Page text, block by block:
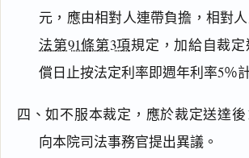
元，應由相對人連帶負擔，相對
法第91條第3項規定，加給自裁
償日止按法定利率即週年利率5％
四、如不服本裁定，應於裁定送達
向本院司法事務官提出異議。